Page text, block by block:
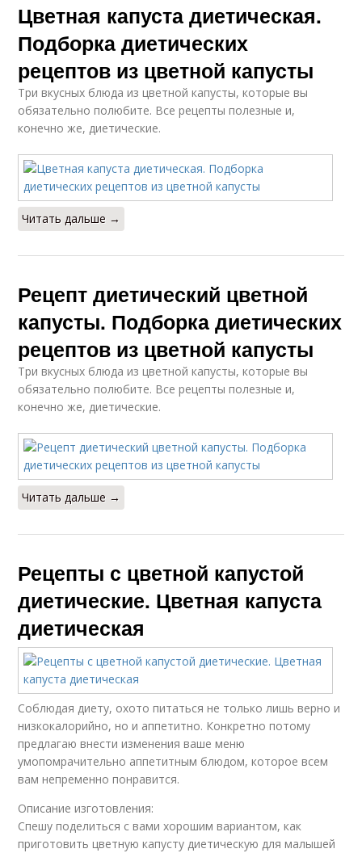
Капуста на сковороде Капуста с яйцом
Капуста для
похудения
Похудения на
цветной капусте
Вкусные блюда
Крем-суп из цветной
капусты
Капуста с фасолью Капуста с грибами
Капусты с фаршем
Рис из цветной
капусты
Диета на цветной
Салат из цветной
похудения
Диета на капусте
Пюре из цветной
капусты
Капусты в духовке
Цветная капуста диетическая.
Подборка диетических
рецептов из цветной капусты
Три вкусных блюда из цветной капусты, которые вы
обязательно полюбите. Все рецепты полезные и,
конечно же, диетические.
Читать дальше →
Рецепт диетический цветной
капусты. Подборка диетических
рецептов из цветной капусты
Три вкусных блюда из цветной капусты, которые вы
обязательно полюбите. Все рецепты полезные и,
конечно же, диетические.
Читать дальше →
Рецепты с цветной капустой
диетические. Цветная капуста
диетическая
Соблюдая диету, охото питаться не только лишь верно и
низкокалорийно, нo и аппетитно. Конкретно потому
предлагаю внести изменения ваше меню
умопомрачительно аппетитным блюдом, которое всем
вам непременно понравится.
Описание изготовления:
Спешу поделиться с вами хорошим вариантом, как
приготовить цветную капусту диетическую для малышей